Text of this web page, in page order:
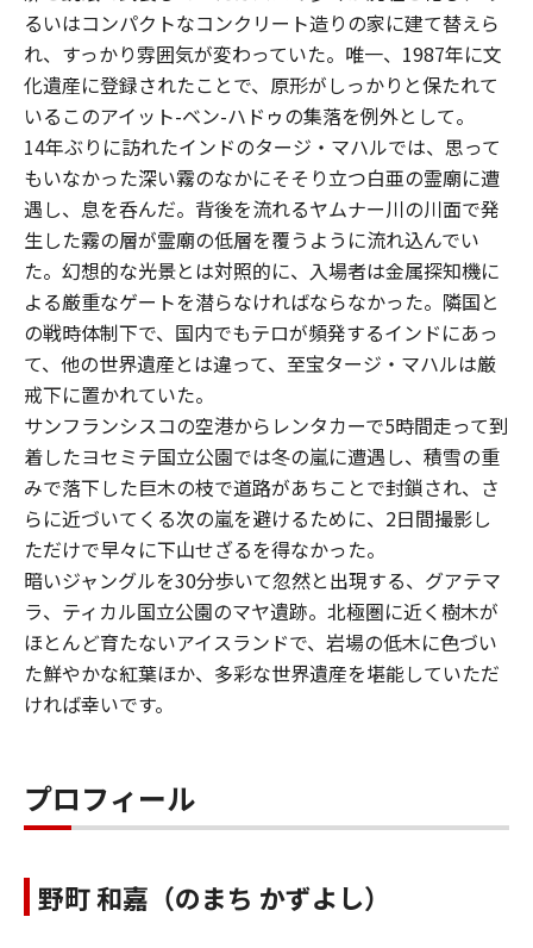
るいはコンパクトなコンクリート造りの家に建て替えら
れ、すっかり雰囲気が変わっていた。唯一、1987年に文
化遺産に登録されたことで、原形がしっかりと保たれて
いるこのアイット-ベン-ハドゥの集落を例外として。
14年ぶりに訪れたインドのタージ・マハルでは、思って
もいなかった深い霧のなかにそそり立つ白亜の霊廟に遭
遇し、息を呑んだ。背後を流れるヤムナー川の川面で発
生した霧の層が霊廟の低層を覆うように流れ込んでい
た。幻想的な光景とは対照的に、入場者は金属探知機に
よる厳重なゲートを潜らなければならなかった。隣国と
の戦時体制下で、国内でもテロが頻発するインドにあっ
て、他の世界遺産とは違って、至宝タージ・マハルは厳
戒下に置かれていた。
サンフランシスコの空港からレンタカーで5時間走って到
着したヨセミテ国立公園では冬の嵐に遭遇し、積雪の重
みで落下した巨木の枝で道路があちことで封鎖され、さ
らに近づいてくる次の嵐を避けるために、2日間撮影し
ただけで早々に下山せざるを得なかった。
暗いジャングルを30分歩いて忽然と出現する、グアテマ
ラ、ティカル国立公園のマヤ遺跡。北極圏に近く樹木が
ほとんど育たないアイスランドで、岩場の低木に色づい
た鮮やかな紅葉ほか、多彩な世界遺産を堪能していただ
ければ幸いです。
プロフィール
野町 和嘉（のまち かずよし）